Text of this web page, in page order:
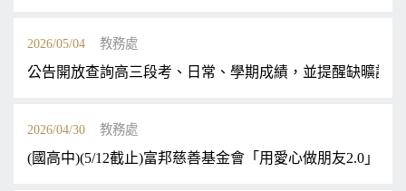
2026/05/04 教務處
公告開放查詢高三段考、日常、學期成績，並提醒缺曠課
2026/04/30 教務處
(國高中)(5/12截止)富邦慈善基金會「用愛心做朋友2.0」助